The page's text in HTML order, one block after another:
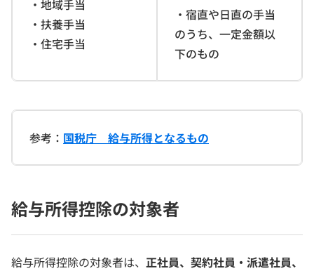
・地域手当
・扶養手当
・住宅手当
・宿直や日直の手当
のうち、一定金額以
下のもの
参考： 国税庁 給与所得となるもの
給与所得控除の対象者
給与所得控除の対象者は、 正社員、契約社員・派遣社員、